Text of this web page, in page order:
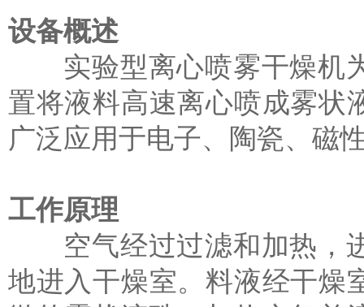
设备概述
实验型离心喷雾干燥机为
置将液料高速离心喷成雾状
广泛应用于电子、陶瓷、磁
工作原理
空气经过过滤和加热，进
地进入干燥室。料液经干燥